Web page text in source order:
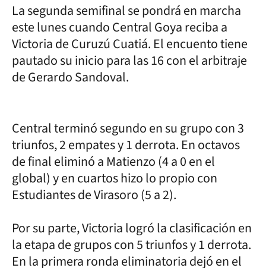
La segunda semifinal se pondrá en marcha
este lunes cuando Central Goya reciba a
Victoria de Curuzú Cuatiá. El encuento tiene
pautado su inicio para las 16 con el arbitraje
de Gerardo Sandoval.
Central terminó segundo en su grupo con 3
triunfos, 2 empates y 1 derrota. En octavos
de final eliminó a Matienzo (4 a 0 en el
global) y en cuartos hizo lo propio con
Estudiantes de Virasoro (5 a 2).
Por su parte, Victoria logró la clasificación en
la etapa de grupos con 5 triunfos y 1 derrota.
En la primera ronda eliminatoria dejó en el